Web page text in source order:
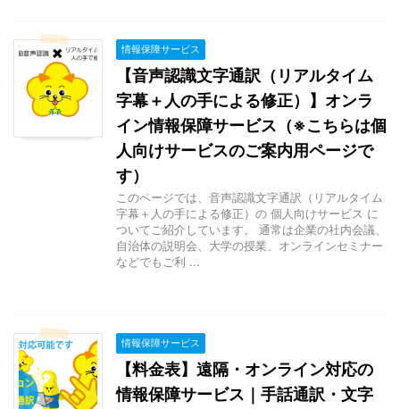
情報保障サービス
【音声認識文字通訳（リアルタイム
字幕＋人の手による修正）】オンラ
イン情報保障サービス（※こちらは個
人向けサービスのご案内用ページで
す）
このページでは、音声認識文字通訳（リアルタイム
字幕＋人の手による修正）の 個人向けサービス に
ついてご紹介しています。 通常は企業の社内会議、
自治体の説明会、大学の授業、オンラインセミナー
などでもご利 ...
情報保障サービス
【料金表】遠隔・オンライン対応の
情報保障サービス｜手話通訳・文字